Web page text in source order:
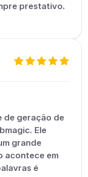
prestativo.
de geração de
Ele
grande
acontece em
é